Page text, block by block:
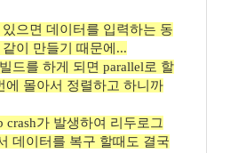
으면 데이터를 입력하는 동
이 만들기 때문에...
드를 하게 되면 parallel로 할
에 몰아서 정렬하고 하니까
crash가 발생하여 리두로그
데이터를 복구 할때도 결국